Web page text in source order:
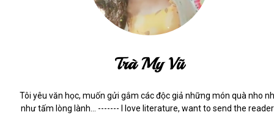
Trà My Vũ
Tôi yêu văn học, muốn gửi gắm các độc giả những món quà nho
như tấm lòng lành... ------- I love literature, want to send the